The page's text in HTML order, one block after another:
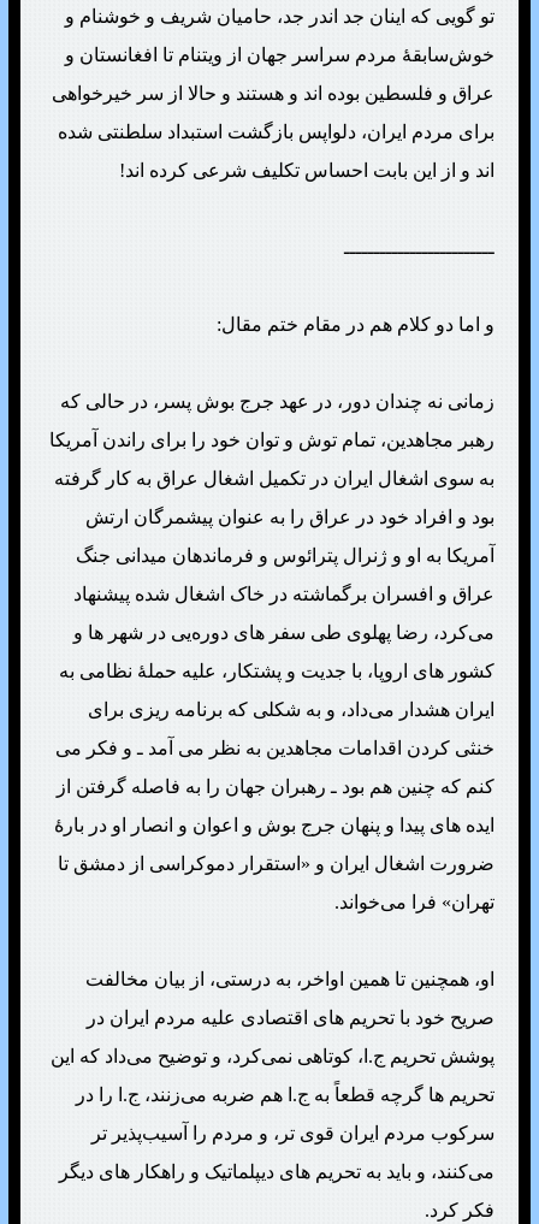
تو گویی که اینان جد اندر جد، حامیان شریف و خوشنام و
خوش‌سابقهٔ مردم سراسر جهان از ویتنام تا افغانستان و
عراق و فلسطین بوده اند و هستند و حالا از سر خیرخواهی
برای مردم ایران، دلواپس بازگشت استبداد سلطنتی شده
اند و از این بابت احساس تکلیف شرعی کرده اند!
ـــــــــــــــــــــــــ
و اما دو کلام هم در مقام ختم مقال:
زمانی نه چندان دور، در عهد جرج بوش پسر، در حالی که
رهبر مجاهدین، تمام توش و توان خود را برای راندن آمریکا
به سوی اشغال ایران در تکمیل اشغال عراق به کار گرفته
بود و افراد خود در عراق را به عنوان پیشمرگان ارتش
آمریکا به او و ژنرال پترائوس و فرماندهان میدانی جنگ
عراق و افسران برگماشته در خاک اشغال شده پیشنهاد
می‌کرد، رضا پهلوی طی سفر های دوره‌یی در شهر ها و
کشور های اروپا، با جدیت و پشتکار، علیه حملهٔ نظامی به
ایران هشدار می‌داد، و به شکلی که برنامه ریزی برای
خنثی کردن اقدامات مجاهدین به نظر می آمد ـ و فکر می
کنم که چنین هم بود ـ رهبران جهان را به فاصله گرفتن از
ایده های پیدا و پنهان جرج بوش و اعوان و انصار او در بارهٔ
ضرورت اشغال ایران و «استقرار دموکراسی از دمشق تا
تهران» فرا می‌خواند.
او، همچنین تا همین اواخر، به درستی، از بیان مخالفت
صریح خود با تحریم های اقتصادی علیه مردم ایران در
پوشش تحریم ج.ا، کوتاهی نمی‌کرد، و توضیح می‌داد که این
تحریم ها گرچه قطعاً به ج.ا هم ضربه می‌زنند، ج.ا را در
سرکوب مردم ایران قوی تر، و مردم را آسیب‌پذیر تر
می‌کنند، و باید به تحریم های دیپلماتیک و راهکار های دیگر
فکر کرد.